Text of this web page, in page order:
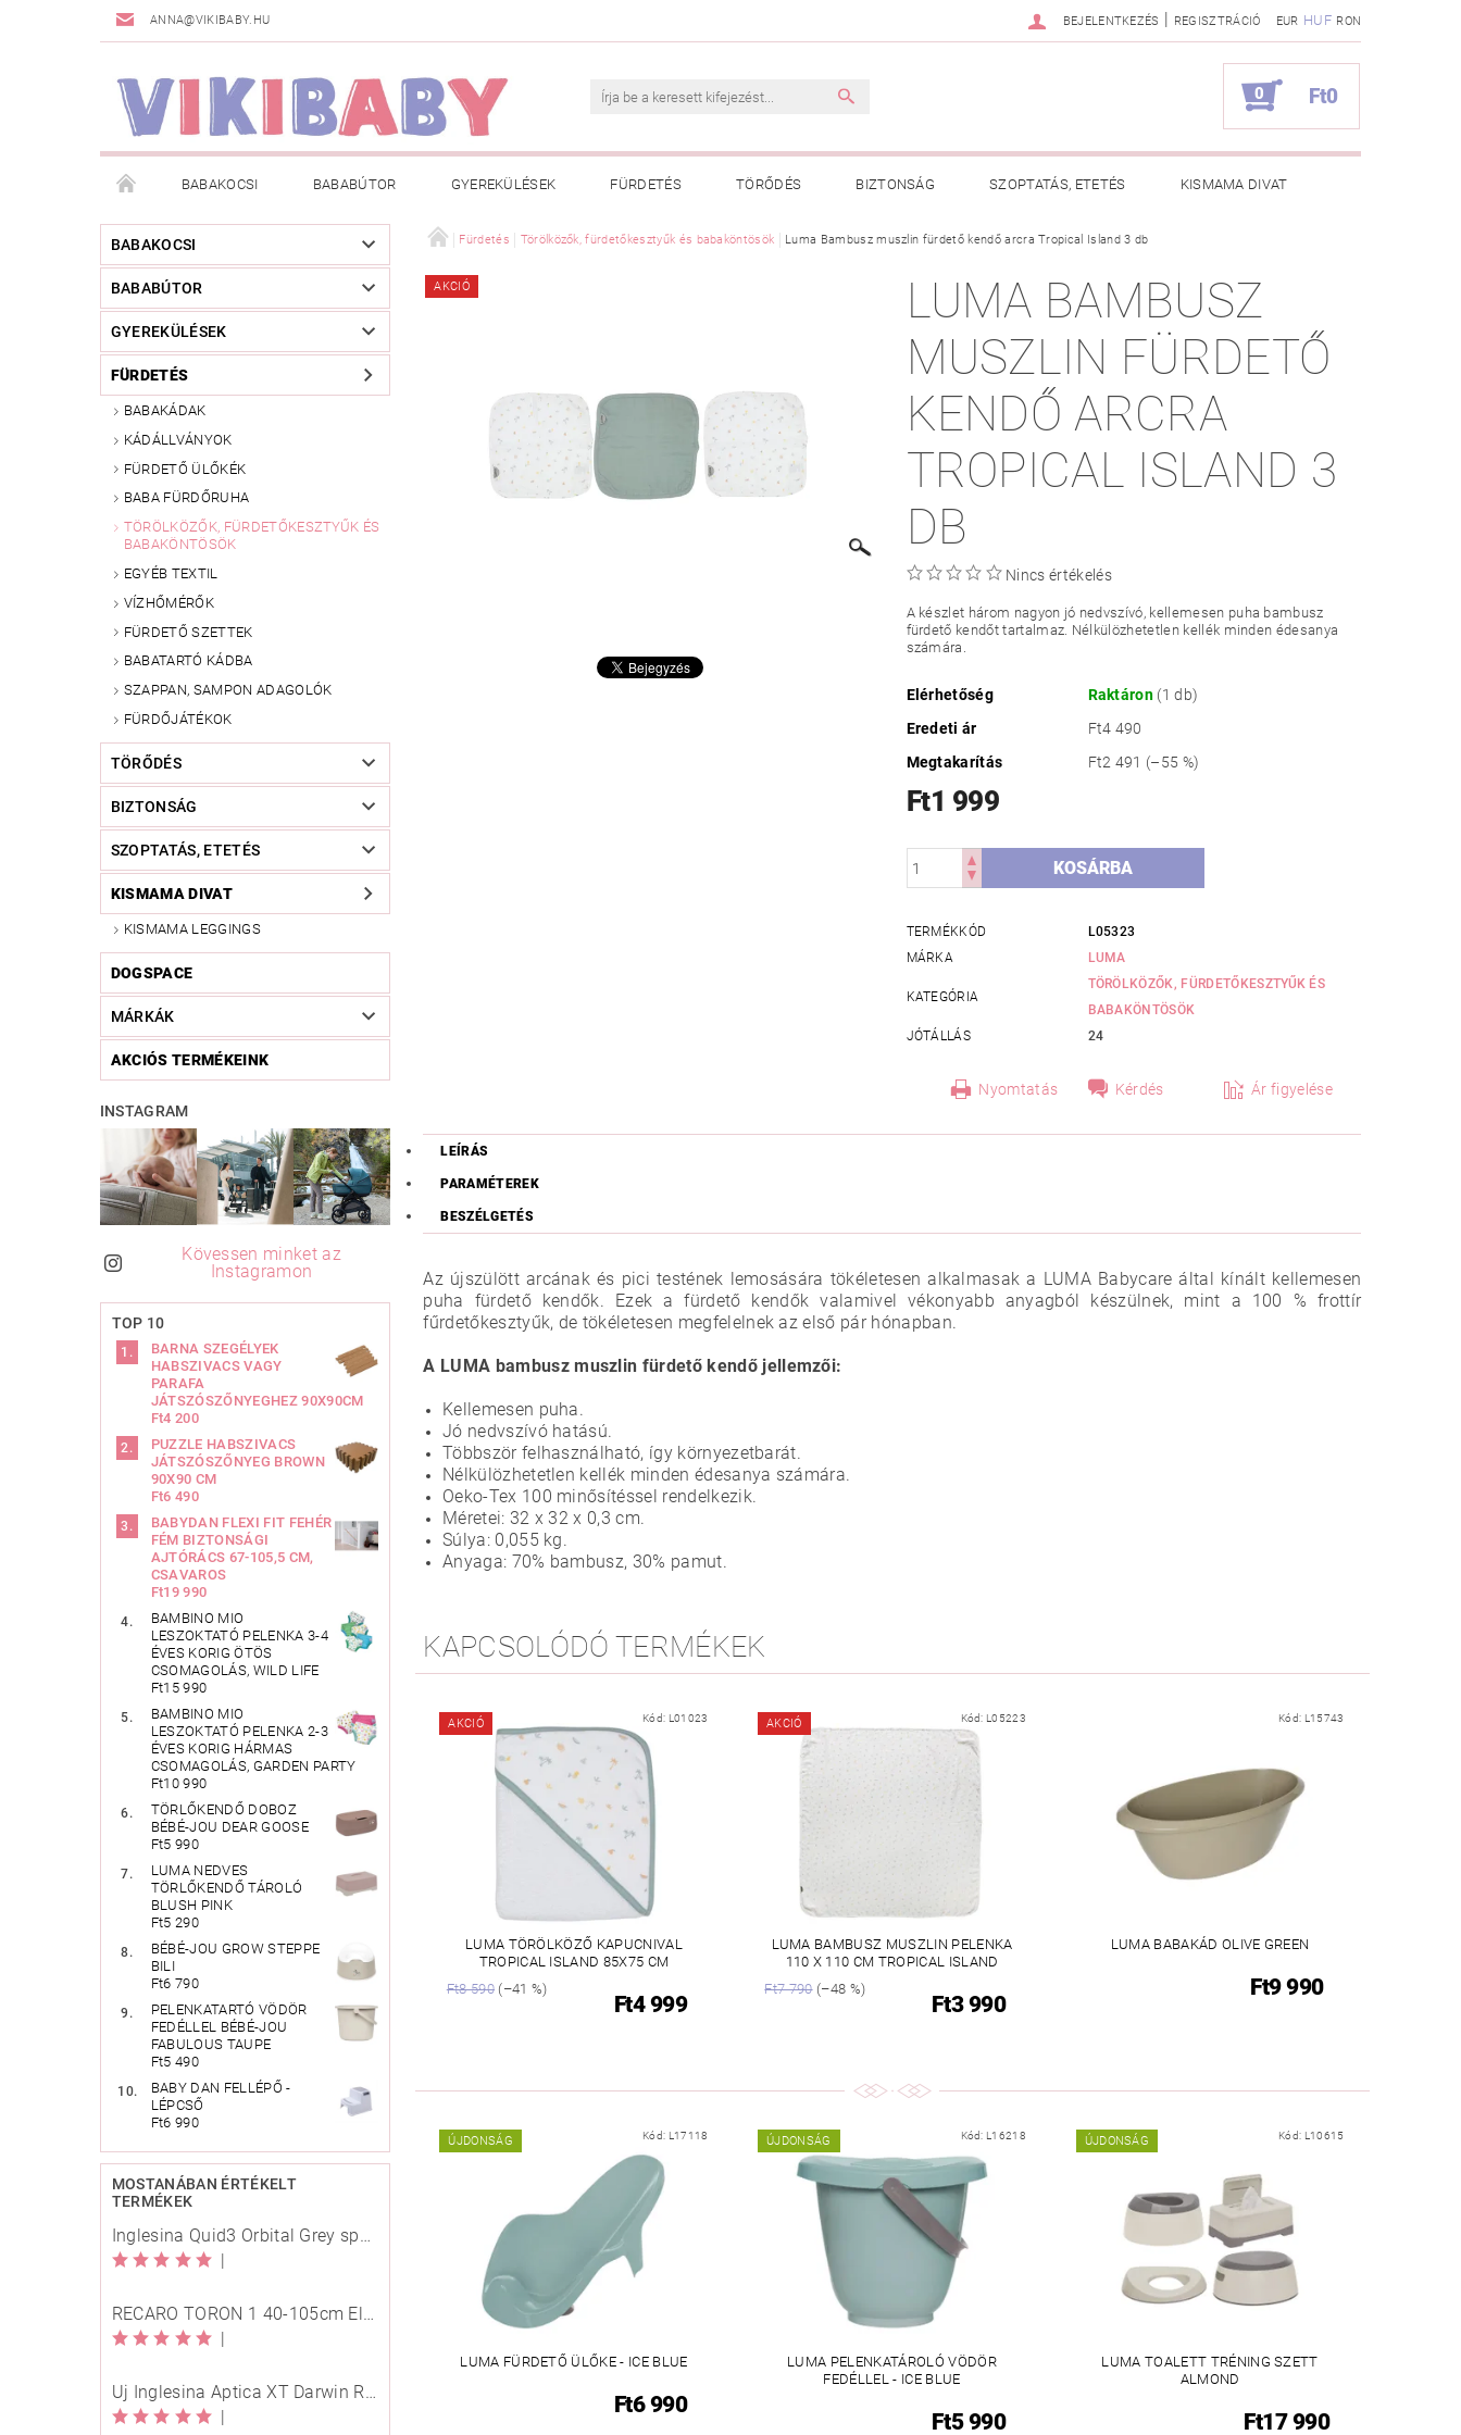
ANNA@VIKIBABY.HU EUR HUF RON
BEJELENTKEZÉS | REGISZTRÁCIÓ
0 Ft0
BABAKOCSI BABABÚTOR GYEREKÜLÉSEK FÜRDETÉS TÖRŐDÉS BIZTONSÁG SZOPTATÁS, ETETÉS KISMAMA DIVAT
DOGSPACE AKCIÓS TERMÉKEINK VÁSÁRLÁSI FELTÉTELEK ADATKEZELÉSI TÁJÉKOZTATÓ KAPCSOLAT
TÖRZSVÁSÁRLÓI PROGRAM RÓLUNK A MEGFELELŐ MÉRET MEGÁLLAPÍTÁSA HASZNOS TANÁCSOK RENDELÉSEM
BABAKOCSI
BABABÚTOR
GYEREKÜLÉSEK
FÜRDETÉS
BABAKÁDAK
KÁDÁLLVÁNYOK
FÜRDETŐ ÜLŐKÉK
BABA FÜRDŐRUHA
TÖRÖLKÖZŐK, FÜRDETŐKESZTYŰK ÉS
BABAKÖNTÖSÖK
EGYÉB TEXTIL
VÍZHŐMÉRŐK
FÜRDETŐ SZETTEK
BABATARTÓ KÁDBA
SZAPPAN, SAMPON ADAGOLÓK
FÜRDŐJÁTÉKOK
TÖRŐDÉS
BIZTONSÁG
SZOPTATÁS, ETETÉS
KISMAMA DIVAT
KISMAMA LEGGINGS
DOGSPACE
MÁRKÁK
AKCIÓS TERMÉKEINK
INSTAGRAM
Kövessen minket az
Instagramon
TOP 10
BARNA SZEGÉLYEK
HABSZIVACS VAGY
PARAFA
JÁTSZÓSZŐNYEGHEZ 90X90CM
Ft4 200
PUZZLE HABSZIVACS
JÁTSZÓSZŐNYEG BROWN
90X90 CM
Ft6 490
BABYDAN FLEXI FIT FEHÉR
FÉM BIZTONSÁGI
AJTÓRÁCS 67-105,5 CM,
CSAVAROS
Ft19 990
BAMBINO MIO
LESZOKTATÓ PELENKA 3-4
ÉVES KORIG ÖTÖS
CSOMAGOLÁS, WILD LIFE
Ft15 990
BAMBINO MIO
LESZOKTATÓ PELENKA 2-3
ÉVES KORIG HÁRMAS
CSOMAGOLÁS, GARDEN PARTY
Ft10 990
TÖRLŐKENDŐ DOBOZ
BÉBÉ-JOU DEAR GOOSE
Ft5 990
LUMA NEDVES
TÖRLŐKENDŐ TÁROLÓ
BLUSH PINK
Ft5 290
BÉBÉ-JOU GROW STEPPE
BILI
Ft6 790
PELENKATARTÓ VÖDÖR
FEDÉLLEL BÉBÉ-JOU
FABULOUS TAUPE
Ft5 490
BABY DAN FELLÉPŐ -
LÉPCSŐ
Ft6 990
MOSTANÁBAN ÉRTÉKELT
TERMÉKEK
Inglesina Quid3 Orbital Grey sport babakocsi
|
RECARO TORON 1 40-105cm Elegant Beige
|
Új Inglesina Aptica XT Darwin Recline Evo 4in1 Himalaya Blue multifunkciós babakocsi
|
Fürdetés Törölközők, fürdetőkesztyűk és babaköntösök Luma Bambusz muszlin fürdető kendő arcra Tropical Island 3 db
AKCIÓ
LUMA BAMBUSZ
MUSZLIN FÜRDETŐ
KENDŐ ARCRA
TROPICAL ISLAND 3
DB
Nincs értékelés
A készlet három nagyon jó nedvszívó, kellemesen puha bambusz
fürdető kendőt tartalmaz. Nélkülözhetetlen kellék minden édesanya
számára.
Elérhetőség Raktáron (1 db)
Eredeti ár
Ft4 490
Megtakarítás
Ft2 491 (–55 %)
Ft1 999
TERMÉKKÓD
L05323
MÁRKA
LUMA
KATEGÓRIA
TÖRÖLKÖZŐK, FÜRDETŐKESZTYŰK ÉS
BABAKÖNTÖSÖK
JÓTÁLLÁS
24
Nyomtatás Kérdés Ár figyelése
LEÍRÁS
PARAMÉTEREK
BESZÉLGETÉS
Az újszülött arcának és pici testének lemosására tökéletesen alkalmasak a LUMA Babycare által kínált kellemesen
puha fürdető kendők. Ezek a fürdető kendők valamivel vékonyabb anyagból készülnek, mint a 100 % frottír
fűrdetőkesztyűk, de tökéletesen megfelelnek az első pár hónapban.
A LUMA bambusz muszlin fürdető kendő jellemzői:
Kellemesen puha.
Jó nedvszívó hatású.
Többször felhasználható, így környezetbarát.
Nélkülözhetetlen kellék minden édesanya számára.
Oeko-Tex 100 minősítéssel rendelkezik.
Méretei: 32 x 32 x 0,3 cm.
Súlya: 0,055 kg.
Anyaga: 70% bambusz, 30% pamut.
KAPCSOLÓDÓ TERMÉKEK
AKCIÓ Kód: L01023
LUMA TÖRÖLKÖZŐ KAPUCNIVAL
TROPICAL ISLAND 85X75 CM
Ft8 590 (–41 %)
Ft4 999
AKCIÓ Kód: L05223
LUMA BAMBUSZ MUSZLIN PELENKA
110 X 110 CM TROPICAL ISLAND
Ft7 790(–48 %)
Ft3 990
Kód: L15743
LUMA BABAKÁD OLIVE GREEN
Ft9 990
ÚJDONSÁG Kód: L17118
LUMA FÜRDETŐ ÜLŐKE - ICE BLUE
Ft6 990
ÚJDONSÁG Kód: L16218
LUMA PELENKATÁROLÓ VÖDÖR
FEDÉLLEL - ICE BLUE
Ft5 990
ÚJDONSÁG Kód: L10615
LUMA TOALETT TRÉNING SZETT
ALMOND
Ft17 990